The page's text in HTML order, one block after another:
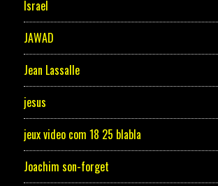
Israel
JAWAD
Jean Lassalle
jesus
jeux video com 18 25 blabla
Joachim son-forget